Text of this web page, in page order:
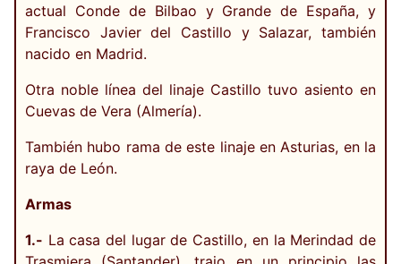
actual Conde de Bilbao y Grande de España, y
Francisco Javier del Castillo y Salazar, también
nacido en Madrid.
Otra noble línea del linaje Castillo tuvo asiento en
Cuevas de Vera (Almería).
También hubo rama de este linaje en Asturias, en la
raya de León.
Armas
1.- La casa del lugar de Castillo, en la Merindad de